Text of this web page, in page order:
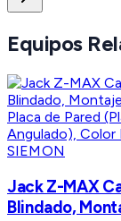
Equipos
SIEMON
Jack Z-MAX
Blindado,